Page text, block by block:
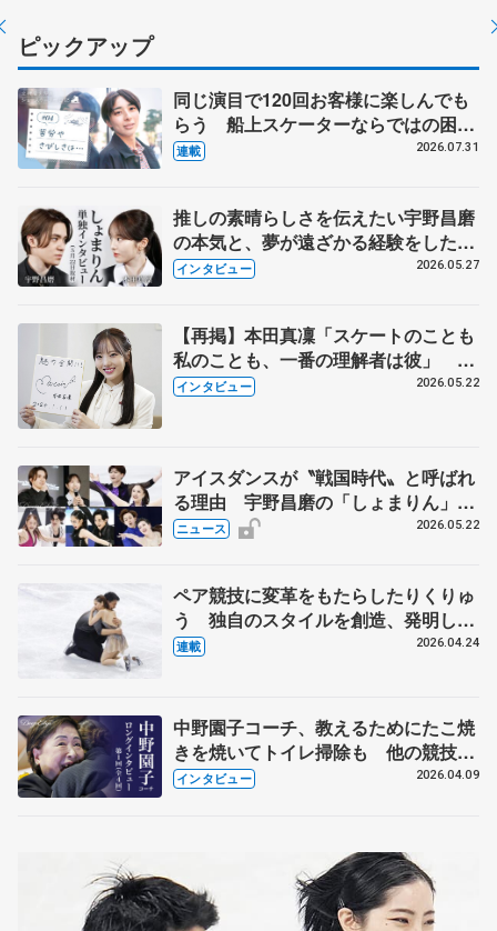
ピックアップ
同じ演目で120回お客様に楽しんでも
らう 船上スケーターならではの困難
とは 影響あったPIW前キャプテン松
連載 2026.07.31
推しの素晴らしさを伝えたい宇野昌磨
の本気と、夢が遠ざかる経験をした本
田真凜の覚悟
インタビュー 2026.05.27
【再掲】本田真凜「スケートのことも
私のことも、一番の理解者は彼」 引
退時の単独インタビューで語った競技
インタビュー 2026.05.22
アイスダンスが〝戦国時代〟と呼ばれ
る理由 宇野昌磨の「しょまりん」ら
実力者が相次いで参戦 国内の競争激
ニュース 2026.05.22
ペア競技に変革をもたらしたりくりゅ
う 独自のスタイルを創造、発明した
【引退発表後②】
連載 2026.04.24
中野園子コーチ、教えるためにたこ焼
きを焼いてトイレ掃除も 他の競技に
も通用するという坂本花織の筋肉
インタビュー 2026.04.09